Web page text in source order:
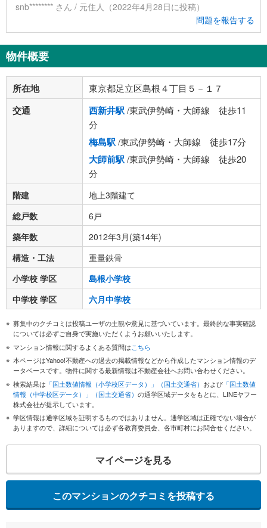
snb******** さん / 元住人（2022年4月28日に投稿）
問題を報告する
物件概要
所在地 東京都足立区島根４丁目５－１７
交通 西新井駅/東武伊勢崎・大師線 徒歩11
分
梅島駅/東武伊勢崎・大師線 徒歩17分
大師前駅/東武伊勢崎・大師線 徒歩20
分
階建
地上3階建て
総戸数
6戸
築年数
2012年3月(築14年)
構造・工法
重量鉄骨
小学校 学区
島根小学校
中学校 学区
六月中学校
募集中のクチコミは投稿ユーザの主観や意見に基づいています。最終的な事実確認
については必ずご自身で実施いただくようお願いいたします。
マンション情報に関するよくある質問はこちら
本ページはYahoo!不動産への過去の掲載情報などから作成したマンション情報のデ
ータベースです。物件に関する最新情報は不動産会社へお問い合わせください。
検索結果は 「国土数値情報（小学校区データ）」（国土交通省） および 「国土数値
情報（中学校区データ）」（国土交通省） の通学区域データをもとに、LINEヤフー
株式会社が提示しています。
学区情報は通学区域を証明するものではありません。通学区域は正確でない場合が
ありますので、詳細については必ず各教育委員会、各市町村にお問合せください。
マイページを見る
このマンションのクチコミを投稿する